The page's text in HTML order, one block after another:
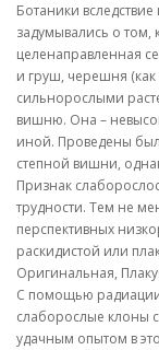
Ботаники
задумывались о том,
целенаправленная
и груш, черешня (как
сильнорослыми
вишню. Она –
иной. Проведены
степной вишни,
Признак
трудности. Тем не
перспективных
раскидистой или
Оригинальная,
С помощью
слаборослые клоны
удачным опытом в